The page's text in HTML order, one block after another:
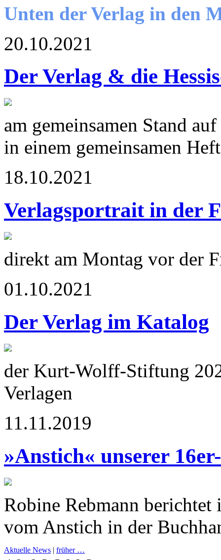
Unten der Verlag in den
20.10.2021
Der Verlag & die
am gemeinsamen Stand
in einem gemeinsamen
18.10.2021
Verlagsportrait in der
direkt am Montag vor der
01.10.2021
Der Verlag im Katalog
der Kurt-Wolff-Stiftung
Verlagen
11.11.2019
»Anstich« unserer
Robine Rebmann
vom Anstich in der
Aktuelle News | früher …